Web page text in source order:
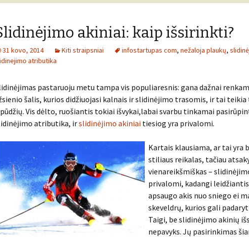
akiniai: kaip išsirinkti?
31 kovo, 2014 Kiti straipsniai infostartupas com, nežaloja plaukų,
atributika
pastaruoju metu tampa vis populiaresnis: gana dažnai
šalis, kurios didžiuojasi kalnais ir slidinėjimo trasomis, ir tai
Vis dėlto, ruošiantis tokiai išvykai,labai svarbu tinkamai
atributika, irslidinėjimo akiniai tiesiog yra privalomi.
Kartais klausiama, ar tai yra
stiliaus reikalas, tačiau
vienareikšmiškas –
privalomi, kadangi
apsaugo akis nuo sniego ei
skeveldrų, kurios gali
Taigi, be slidinėjimo akinių
nepavyks. Jų pasirinkimas